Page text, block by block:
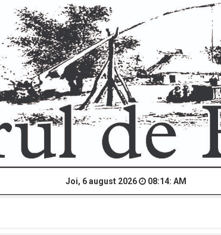
Joi, 6 august 2026 08:14: AM